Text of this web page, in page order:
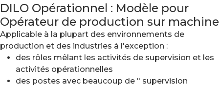
DILO Opérationnel : Modèle pour
Opérateur de production sur machine
Applicable à la plupart des environnements de
production et des industries à l'exception :
des rôles mêlant les activités de supervision et les
activités opérationnelles
des postes avec beaucoup de " supervision